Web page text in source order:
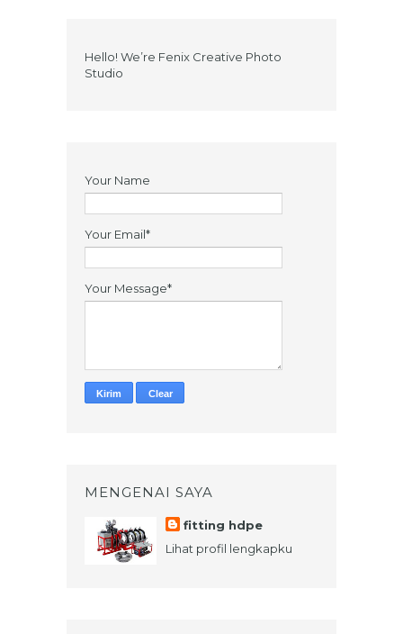
Hello! We’re Fenix Creative Photo
Studio
Your Name
Your Email*
Your Message*
MENGENAI SAYA
fitting hdpe
Lihat profil lengkapku